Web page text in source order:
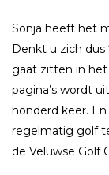
Sonja heeft het
Denkt u zich dus
gaat zitten in het
pagina’s wordt
honderd keer.
regelmatig golf
de Veluwse Golf